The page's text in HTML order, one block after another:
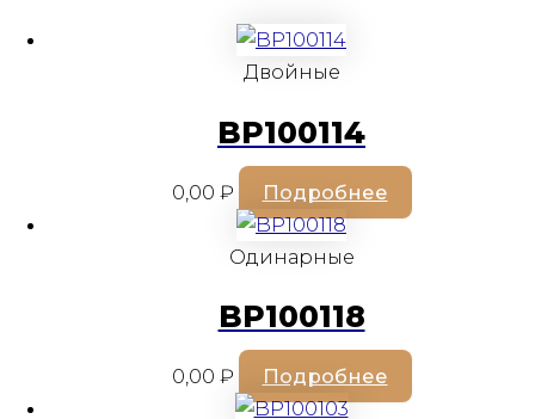
Двойные
BP100114
0,00 ₽ Подробнее
Одинарные
BP100118
0,00 ₽ Подробнее